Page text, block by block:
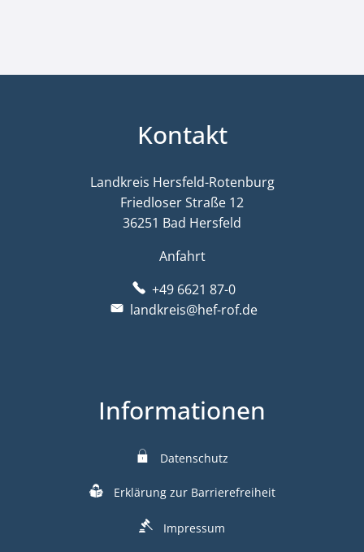
Kontakt
Landkreis Hersfeld-Rotenburg
Friedloser Straße 12
36251 Bad Hersfeld
Anfahrt
+49 6621 87-0
landkreis@hef-rof.de
Informationen
Datenschutz
Erklärung zur Barrierefreiheit
Impressum